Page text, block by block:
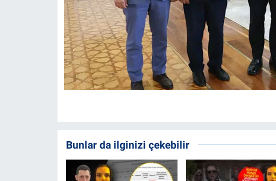
Bunlar da ilginizi çekebilir